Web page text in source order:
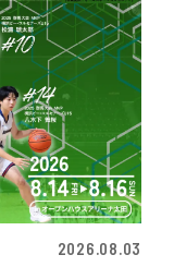
2026.08.03